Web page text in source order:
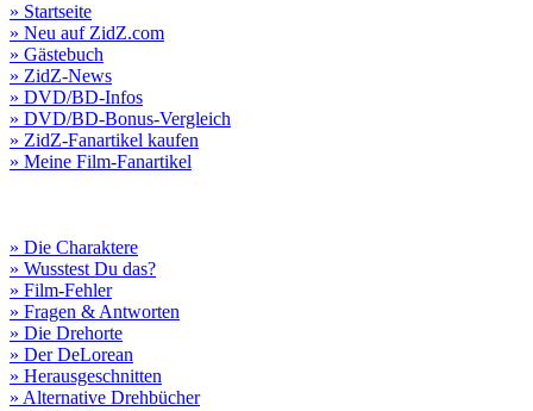
» Startseite
» Neu auf ZidZ.com
» Gästebuch
» ZidZ-News
» DVD/BD-Infos
» DVD/BD-Bonus-Vergleich
» ZidZ-Fanartikel kaufen
» Meine Film-Fanartikel
» Die Charaktere
» Wusstest Du das?
» Film-Fehler
» Fragen & Antworten
» Die Drehorte
» Der DeLorean
» Herausgeschnitten
» Alternative Drehbücher